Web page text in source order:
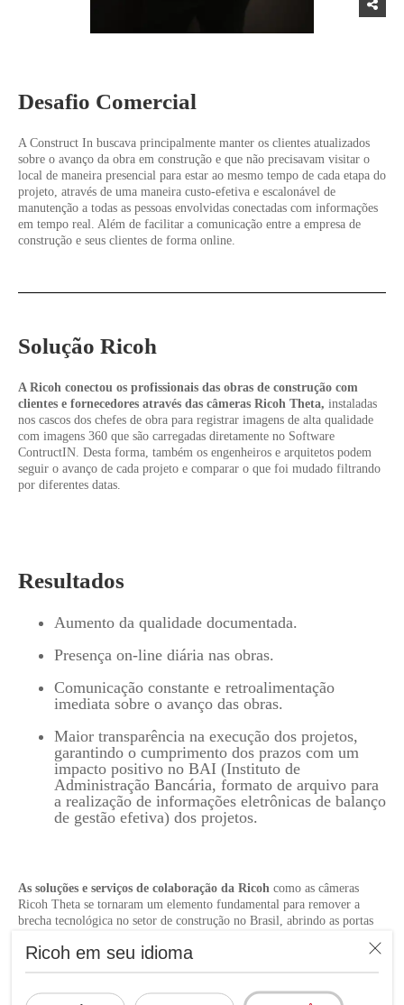
Ricoh em seu idioma
Desafio Comercial
A Construct In buscava principalmente manter os clientes atualizados
sobre o avanço da obra em construção e que não precisavam visitar o
local de maneira presencial para estar ao mesmo tempo de cada etapa do
projeto, através de uma maneira custo-efetiva e escalonável de
manutenção a todas as pessoas envolvidas conectadas com informações
em tempo real. Além de facilitar a comunicação entre a empresa de
construção e seus clientes de forma online.
Solução Ricoh
A Ricoh conectou os profissionais das obras de construção com
clientes e fornecedores através das câmeras Ricoh Theta, instaladas
nos cascos dos chefes de obra para registrar imagens de alta qualidade
com imagens 360 que são carregadas diretamente no Software
ContructIN. Desta forma, também os engenheiros e arquitetos podem
seguir o avanço de cada projeto e comparar o que foi mudado filtrando
por diferentes datas.
Resultados
Aumento da qualidade documentada.
Presença on-line diária nas obras.
Comunicação constante e retroalimentação
imediata sobre o avanço das obras.
Maior transparência na execução dos projetos,
garantindo o cumprimento dos prazos com um
impacto positivo no BAI (Instituto de
Administração Bancária, formato de arquivo para
a realização de informações eletrônicas de balanço
de gestão efetiva) dos projetos.
As soluções e serviços de colaboração da Ricoh como as câmeras
Ricoh Theta se tornaram um elemento fundamental para remover a
brecha tecnológica no setor de construção no Brasil, abrindo as portas
permitindo engenheiros e arquitetos retroalimentam de maneira mais
precisa e ao mesmo tempo o avanço dos projetos, à medida que os